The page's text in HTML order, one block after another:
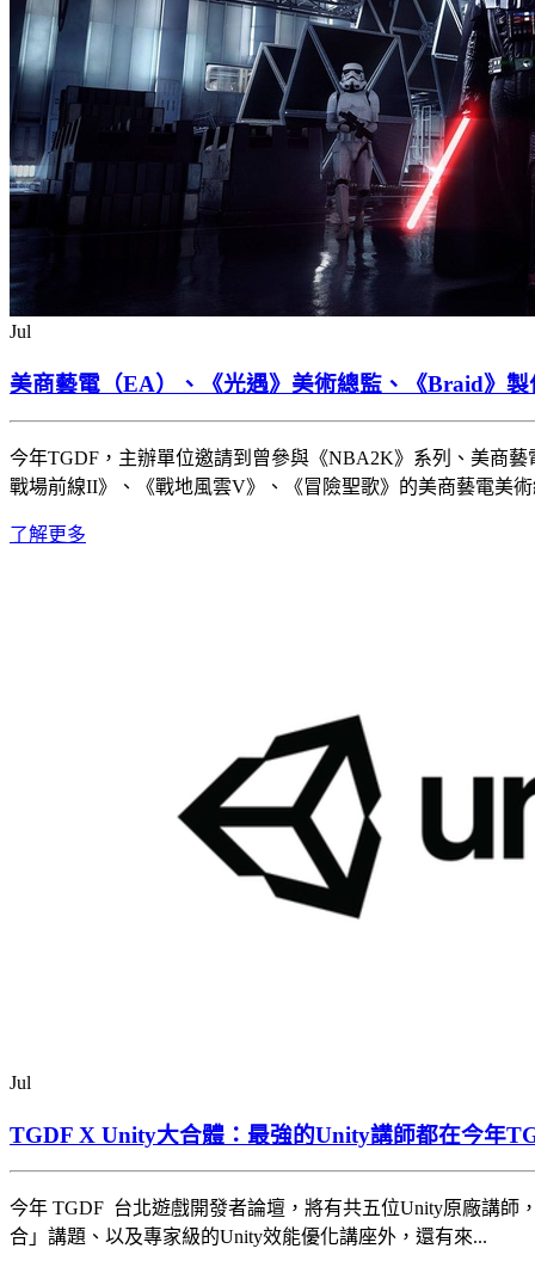
Jul
美商藝電（EA）、《光遇》美術總監、《Braid》
今年TGDF，主辦單位邀請到曾參與《NBA2K》系列、美商
戰場前線II》、《戰地風雲V》、《冒險聖歌》的美商藝電美
了解更多
Jul
TGDF X Unity大合體：最強的Unity講師都在今年
今年 TGDF 台北遊戲開發者論壇，將有共五位Unity原廠講師
合」講題、以及專家級的Unity效能優化講座外，還有來...